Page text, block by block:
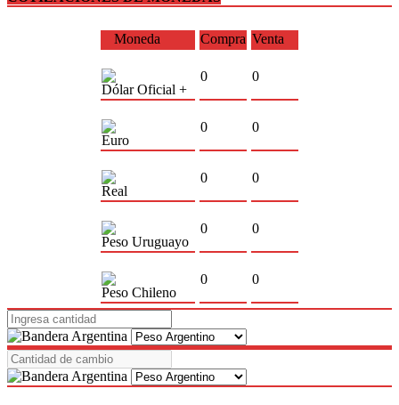
Moneda Compra Venta
Dólar Oficial +
0 0
Euro
0 0
Real
0 0
Peso Uruguayo
0 0
Peso Chileno
0 0